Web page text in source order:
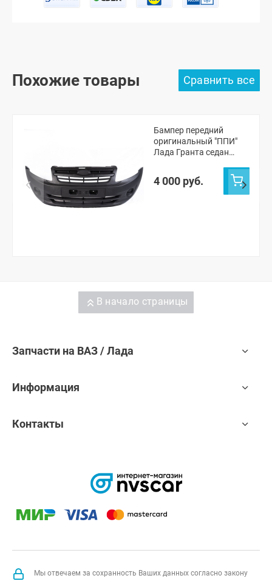
Похожие товары
Бампер передний
оригинальный "ППИ"
Лада Гранта седан
4 000 руб.
В начало страницы
Запчасти на ВАЗ / Лада
Информация
Контакты
Мы отвечаем за сохранность Ваших данных согласно закону